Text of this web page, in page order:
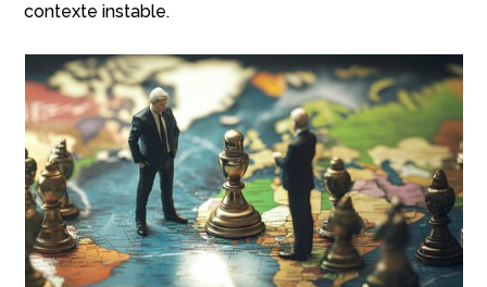
contexte instable.